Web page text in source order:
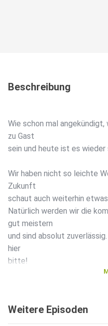
Beschreibung
Wie schon mal
zu Gast
sein und heute ist es
Wir haben nicht so leichte
Zukunft
schaut auch weiterhin etwas
Natürlich werden wir die
gut meistern
und sind absolut
hier
bitte!
Musik Intro und Outro: Nico
Weitere Episoden